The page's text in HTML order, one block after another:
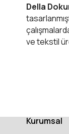
Della
ve tekstil
Kurumsal